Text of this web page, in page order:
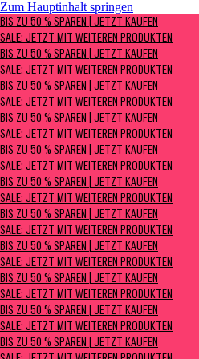
Zum Hauptinhalt springen
BIS ZU 50 % SPAREN | Jetzt kaufen
Sale: Jetzt mit weiteren Produkten
BIS ZU 50 % SPAREN | JETZT KAUFEN
SALE: JETZT MIT WEITEREN PRODUKTEN
BIS ZU 50 % SPAREN | JETZT KAUFEN
SALE: JETZT MIT WEITEREN PRODUKTEN
BIS ZU 50 % SPAREN | JETZT KAUFEN
SALE: JETZT MIT WEITEREN PRODUKTEN
BIS ZU 50 % SPAREN | JETZT KAUFEN
SALE: JETZT MIT WEITEREN PRODUKTEN
BIS ZU 50 % SPAREN | JETZT KAUFEN
SALE: JETZT MIT WEITEREN PRODUKTEN
BIS ZU 50 % SPAREN | JETZT KAUFEN
SALE: JETZT MIT WEITEREN PRODUKTEN
BIS ZU 50 % SPAREN | JETZT KAUFEN
SALE: JETZT MIT WEITEREN PRODUKTEN
BIS ZU 50 % SPAREN | JETZT KAUFEN
SALE: JETZT MIT WEITEREN PRODUKTEN
BIS ZU 50 % SPAREN | JETZT KAUFEN
SALE: JETZT MIT WEITEREN PRODUKTEN
BIS ZU 50 % SPAREN | JETZT KAUFEN
SALE: JETZT MIT WEITEREN PRODUKTEN
BIS ZU 50 % SPAREN | JETZT KAUFEN